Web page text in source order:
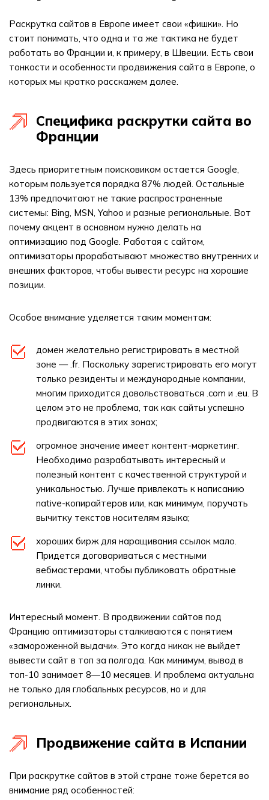
Раскрутка сайтов в Европе имеет свои «фишки». Но
стоит понимать, что одна и та же тактика не будет
работать во Франции и, к примеру, в Швеции. Есть свои
тонкости и особенности продвижения сайта в Европе, о
которых мы кратко расскажем далее.
Специфика раскрутки сайта во
Франции
Здесь приоритетным поисковиком остается Google,
которым пользуется порядка 87% людей. Остальные
13% предпочитают не такие распространенные
системы: Bing, MSN, Yahoo и разные региональные. Вот
почему акцент в основном нужно делать на
оптимизацию под Google. Работая с сайтом,
оптимизаторы прорабатывают множество внутренних и
внешних факторов, чтобы вывести ресурс на хорошие
позиции.
Особое внимание уделяется таким моментам:
домен желательно регистрировать в местной
зоне — .fr. Поскольку зарегистрировать его могут
только резиденты и международные компании,
многим приходится довольствоваться .com и .eu. В
целом это не проблема, так как сайты успешно
продвигаются в этих зонах;
огромное значение имеет контент-маркетинг.
Необходимо разрабатывать интересный и
полезный контент с качественной структурой и
уникальностью. Лучше привлекать к написанию
native-копирайтеров или, как минимум, поручать
вычитку текстов носителям языка;
хороших бирж для наращивания ссылок мало.
Придется договариваться с местными
вебмастерами, чтобы публиковать обратные
линки.
Интересный момент. В продвижении сайтов под
Францию оптимизаторы сталкиваются с понятием
«замороженной выдачи». Это когда никак не выйдет
вывести сайт в топ за полгода. Как минимум, вывод в
топ-10 занимает 8―10 месяцев. И проблема актуальна
не только для глобальных ресурсов, но и для
региональных.
Продвижение сайта в Испании
При раскрутке сайтов в этой стране тоже берется во
внимание ряд особенностей: